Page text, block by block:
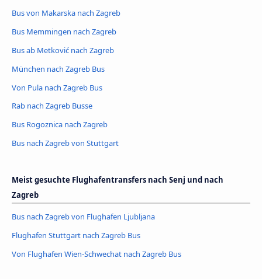
Bus von Makarska nach Zagreb
Bus Memmingen nach Zagreb
Bus ab Metković nach Zagreb
München nach Zagreb Bus
Von Pula nach Zagreb Bus
Rab nach Zagreb Busse
Bus Rogoznica nach Zagreb
Bus nach Zagreb von Stuttgart
Meist gesuchte Flughafentransfers nach Senj und nach
Zagreb
Bus nach Zagreb von Flughafen Ljubljana
Flughafen Stuttgart nach Zagreb Bus
Von Flughafen Wien-Schwechat nach Zagreb Bus